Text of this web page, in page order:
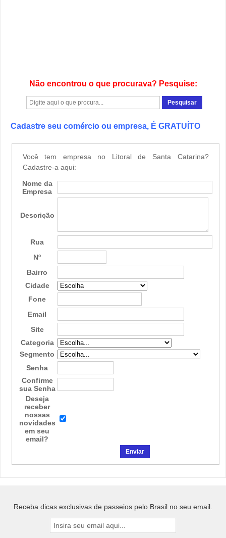
Não encontrou o que procurava? Pesquise:
Cadastre seu comércio ou empresa, É GRATUÍTO
Você tem empresa no Litoral de Santa Catarina?
Cadastre-a aqui:
Nome da
Empresa
Descrição
Rua
Nº
Bairro
Cidade
Fone
Email
Site
Categoria
Segmento
Senha
Confirme
sua Senha
Deseja
receber
nossas
novidades
em seu
email?
Receba dicas exclusivas de passeios pelo Brasil no seu email.